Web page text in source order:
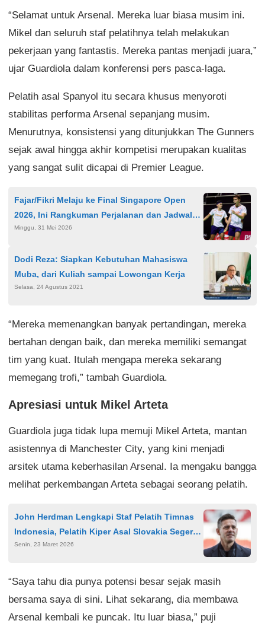
“Selamat untuk Arsenal. Mereka luar biasa musim ini.
Mikel dan seluruh staf pelatihnya telah melakukan
pekerjaan yang fantastis. Mereka pantas menjadi juara,”
ujar Guardiola dalam konferensi pers pasca-laga.
Pelatih asal Spanyol itu secara khusus menyoroti
stabilitas performa Arsenal sepanjang musim.
Menurutnya, konsistensi yang ditunjukkan The Gunners
sejak awal hingga akhir kompetisi merupakan kualitas
yang sangat sulit dicapai di Premier League.
Fajar/Fikri Melaju ke Final Singapore Open
2026, Ini Rangkuman Perjalanan dan Jadwal
Puncak Turnamen
Minggu, 31 Mei 2026
Dodi Reza: Siapkan Kebutuhan Mahasiswa
Muba, dari Kuliah sampai Lowongan Kerja
Selasa, 24 Agustus 2021
“Mereka memenangkan banyak pertandingan, mereka
bertahan dengan baik, dan mereka memiliki semangat
tim yang kuat. Itulah mengapa mereka sekarang
memegang trofi,” tambah Guardiola.
Apresiasi untuk Mikel Arteta
Guardiola juga tidak lupa memuji Mikel Arteta, mantan
asistennya di Manchester City, yang kini menjadi
arsitek utama keberhasilan Arsenal. Ia mengaku bangga
melihat perkembangan Arteta sebagai seorang pelatih.
John Herdman Lengkapi Staf Pelatih Timnas
Indonesia, Pelatih Kiper Asal Slovakia Segera
Bergabung
Senin, 23 Maret 2026
“Saya tahu dia punya potensi besar sejak masih
bersama saya di sini. Lihat sekarang, dia membawa
Arsenal kembali ke puncak. Itu luar biasa,” puji